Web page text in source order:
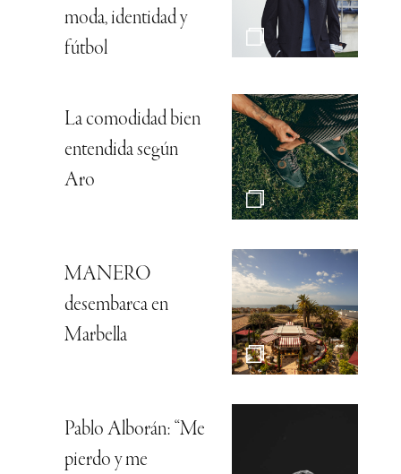
moda, identidad y
fútbol
La comodidad bien
entendida según
Aro
MANERO
desembarca en
Marbella
Pablo Alborán: “Me
pierdo y me